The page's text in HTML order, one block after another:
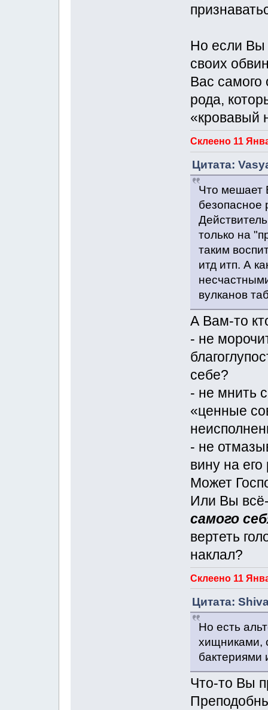
Но если Вы
своих
Вас самого
рода,
«кровавый
Склеено 11
Цитата:
Что мешает
безопасное
только на
таким
итд итп. А
вулканов
А Вам-то
- не
себе?
- не мнить
«ценные
- не
вину на
Может
Или Вы
самого
вертеть
наклал?
Склеено 11
Цитата:
Но есть
хищниками,
бактериями
Что-то Вы